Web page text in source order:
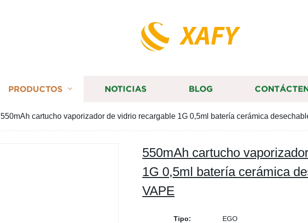
XAFY
PRODUCTOS NOTICIAS BLOG
550mAh cartucho vaporizador de vidrio recargable 1G 0,5ml batería cerámica
550mAh cartucho
1G 0,5ml batería cerámica
VAPE
Tipo:
EGO